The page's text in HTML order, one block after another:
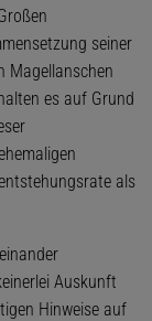
seiner
Magellanschen
es auf Grund
als
Auskunft
Hinweise auf